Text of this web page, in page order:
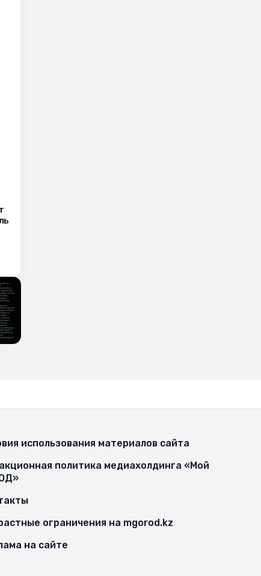
использования материалов сайта
политика медиахолдинга «Мой
ограничения на mgorod.kz
на сайте